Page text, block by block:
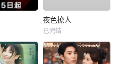
夜色撩人
已完结